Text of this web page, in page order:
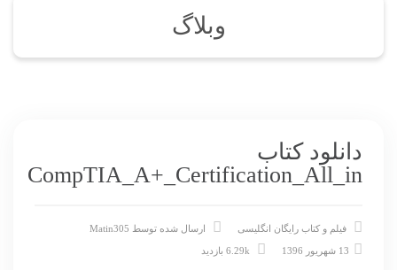
وبلاگ
دانلود کتاب
CompTIA_A+_Certification_All_in
فیلم و کتاب رایگان انگلیسی ارسال شده توسط Matin305
13 شهریور 1396